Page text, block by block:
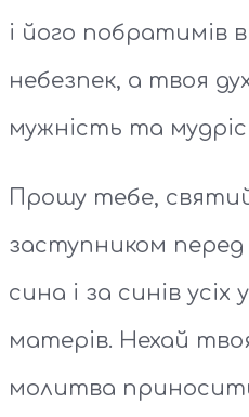
і його побратимів
небезпек, а твоя
мужність та
Прошу тебе,
заступником
сина і за синів усіх
матерів. Нехай
молитва